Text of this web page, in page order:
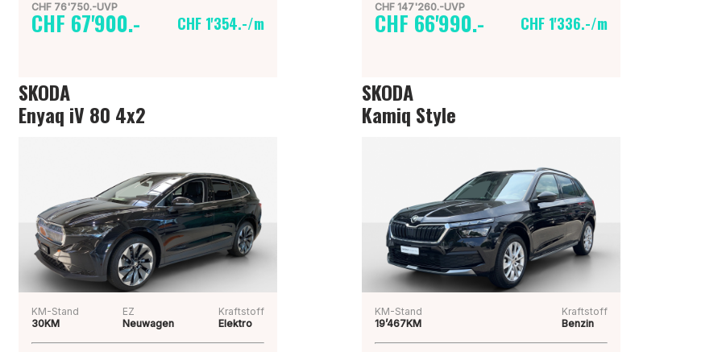
CHF 76'750.-UVP
CHF 67'900.- CHF 1'354.-/m
CHF 147'260.-UVP
CHF 66'990.- CHF 1'336.-/m
SKODA
Enyaq iV 80 4x2
KM-Stand
30KM
EZ
Neuwagen
Kraftstoff
Elektro
SKODA
Kamiq Style
KM-Stand
19’467KM
Kraftstoff
Benzin